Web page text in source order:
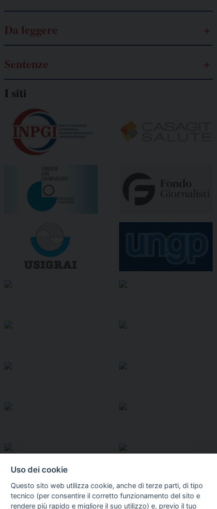
Da leggere
Sentenze
I siti
Uso dei cookie
Questo sito web utilizza cookie, anche di terze parti, di tipo
tecnico (per consentire il corretto funzionamento del sito e
rendere più rapido e migliore il suo utilizzo) e, previo il tuo